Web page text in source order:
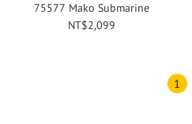
75577 Mako Submarine​
NT$2,099
1